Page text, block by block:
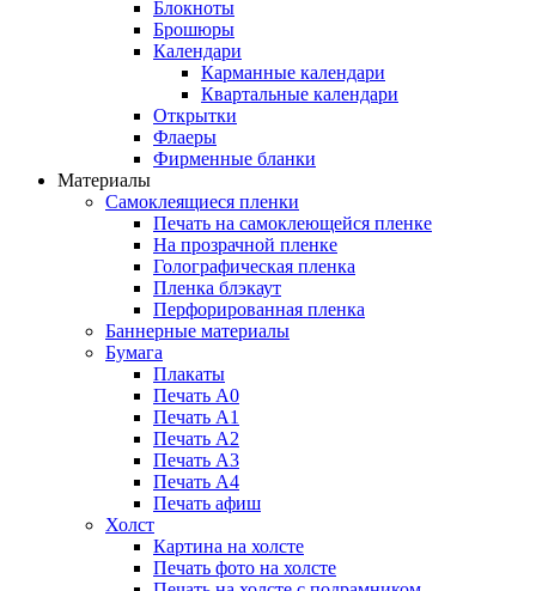
Блокноты
Брошюры
Календари
Карманные календари
Квартальные календари
Открытки
Флаеры
Фирменные бланки
Материалы
Самоклеящиеся пленки
Печать на самоклеющейся пленке
На прозрачной пленке
Голографическая пленка
Пленка блэкаут
Перфорированная пленка
Баннерные материалы
Бумага
Плакаты
Печать А0
Печать А1
Печать А2
Печать А3
Печать А4
Печать афиш
Холст
Картина на холсте
Печать фото на холсте